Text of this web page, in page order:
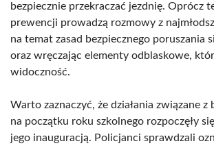
bezpiecznie przekraczać jezdnię. Oprócz
prewencji prowadzą rozmowy z
na temat zasad bezpiecznego poruszania
oraz wręczając elementy odblaskowe,
widoczność.
Warto zaznaczyć, że działania związane z
na początku roku szkolnego rozpoczęły
jego inauguracją. Policjanci sprawdzali